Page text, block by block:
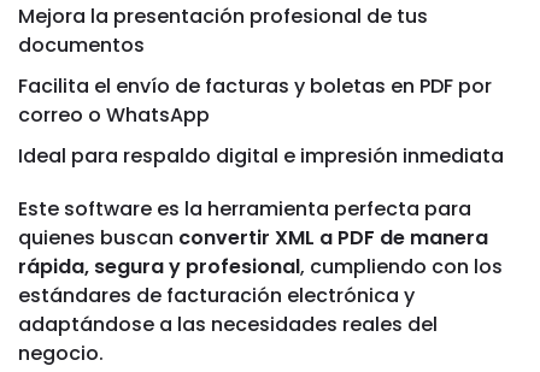
Mejora la presentación profesional de tus
documentos
Facilita el envío de facturas y boletas en PDF por
correo o WhatsApp
Ideal para respaldo digital e impresión inmediata
Este software es la herramienta perfecta para
quienes buscan convertir XML a PDF de manera
rápida, segura y profesional, cumpliendo con los
estándares de facturación electrónica y
adaptándose a las necesidades reales del
negocio.